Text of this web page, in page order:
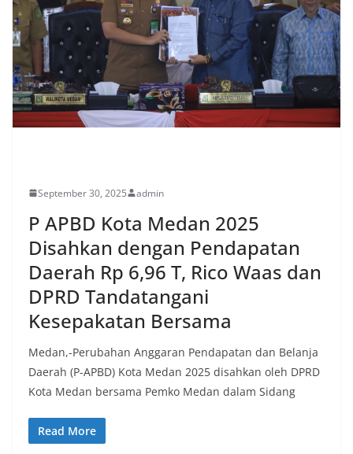
September 30, 2025 admin
P APBD Kota Medan 2025
Disahkan dengan Pendapatan
Daerah Rp 6,96 T, Rico Waas dan
DPRD Tandatangani
Kesepakatan Bersama
Medan,-Perubahan Anggaran Pendapatan dan Belanja
Daerah (P-APBD) Kota Medan 2025 disahkan oleh DPRD
Kota Medan bersama Pemko Medan dalam Sidang
Read More